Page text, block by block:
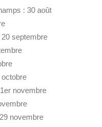
: 30 août
septembre
novembre
novembre